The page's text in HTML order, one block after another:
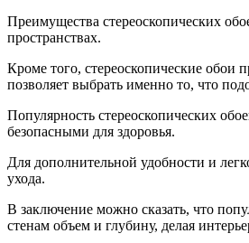
Преимущества стереоскопических
пространствах.
Кроме того, стереоскопические
позволяет выбрать именно то, что
Популярность стереоскопических
безопасными для здоровья.
Для дополнительной удобности и
ухода.
В заключение можно сказать, что
стенам объем и глубину, делая